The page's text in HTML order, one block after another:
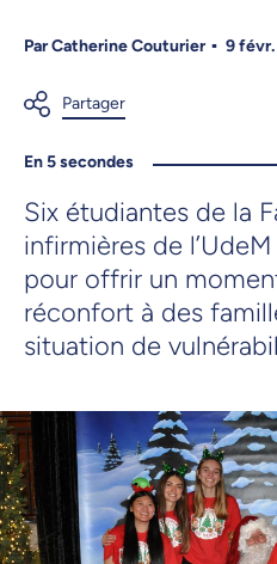
ParCatherine Couturier 9
En 5 secondes
Six étudiantes de la
infirmières de
pour offrir un
réconfort à des
situation de